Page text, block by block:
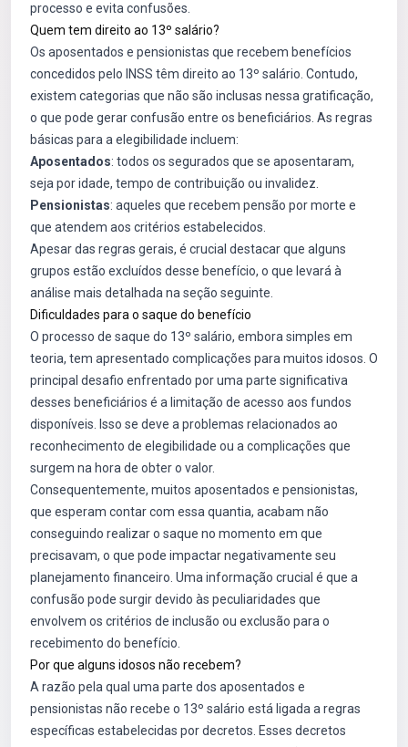
processo e evita confusões.
Quem tem direito ao 13º salário?
Os aposentados e pensionistas que recebem benefícios
concedidos pelo INSS têm direito ao 13º salário. Contudo,
existem categorias que não são inclusas nessa gratificação,
o que pode gerar confusão entre os beneficiários. As regras
básicas para a elegibilidade incluem:
Aposentados: todos os segurados que se aposentaram,
seja por idade, tempo de contribuição ou invalidez.
Pensionistas: aqueles que recebem pensão por morte e
que atendem aos critérios estabelecidos.
Apesar das regras gerais, é crucial destacar que alguns
grupos estão excluídos desse benefício, o que levará à
análise mais detalhada na seção seguinte.
Dificuldades para o saque do benefício
O processo de saque do 13º salário, embora simples em
teoria, tem apresentado complicações para muitos idosos. O
principal desafio enfrentado por uma parte significativa
desses beneficiários é a limitação de acesso aos fundos
disponíveis. Isso se deve a problemas relacionados ao
reconhecimento de elegibilidade ou a complicações que
surgem na hora de obter o valor.
Consequentemente, muitos aposentados e pensionistas,
que esperam contar com essa quantia, acabam não
conseguindo realizar o saque no momento em que
precisavam, o que pode impactar negativamente seu
planejamento financeiro. Uma informação crucial é que a
confusão pode surgir devido às peculiaridades que
envolvem os critérios de inclusão ou exclusão para o
recebimento do benefício.
Por que alguns idosos não recebem?
A razão pela qual uma parte dos aposentados e
pensionistas não recebe o 13º salário está ligada a regras
específicas estabelecidas por decretos. Esses decretos